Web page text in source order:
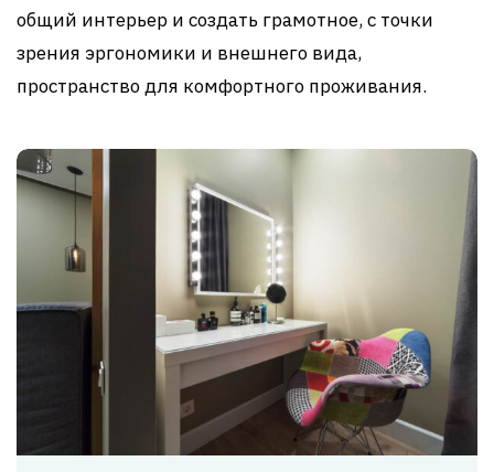
общий интерьер и создать грамотное, с точки
зрения эргономики и внешнего вида,
пространство для комфортного проживания.